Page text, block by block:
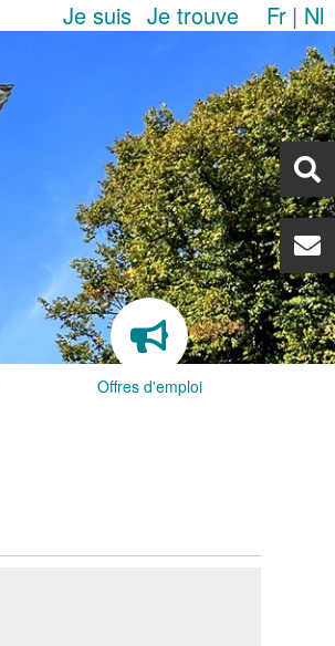
Je suis Je trouve Fr Nl
Offres d'emploi